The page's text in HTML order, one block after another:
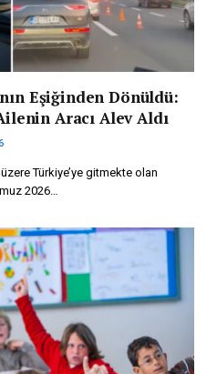
Eşiğinden Dönüldü:
Aracı Alev Aldı
Türkiye’ye gitmekte olan
2026…